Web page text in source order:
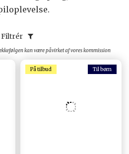
Filtrér
kan være påvirket af vores kommission
På tilbud